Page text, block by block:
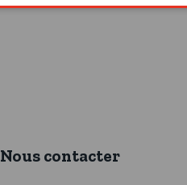
Nous contacter